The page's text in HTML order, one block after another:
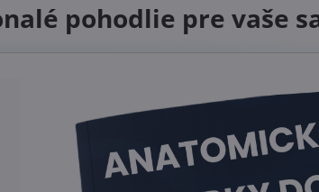
pohodlie pre vaše